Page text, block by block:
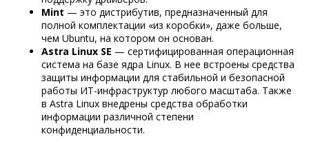
Mint — это дистрибутив, предназначенный для
полной комплектации «из коробки», даже больше,
чем Ubuntu, на котором он основан.
Astra Linux SE — сертифицированная операционная
система на базе ядра Linux. В нее встроены средства
защиты информации для стабильной и безопасной
работы ИТ-инфраструктур любого масштаба. Также
в Astra Linux внедрены средства обработки
информации различной степени
конфиденциальности.